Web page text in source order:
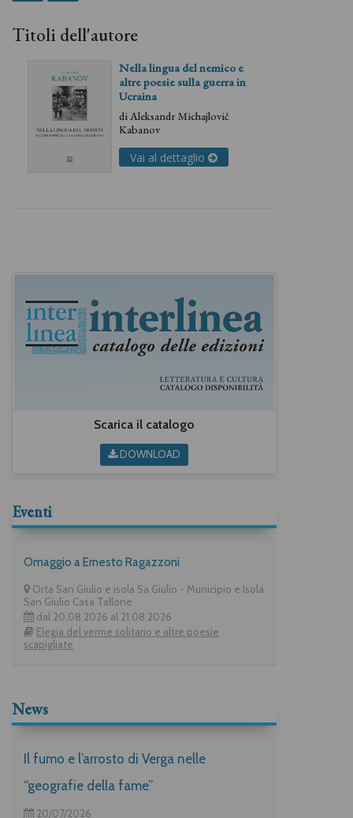
Titoli dell'autore
Nella lingua del nemico e
altre poesie sulla guerra in
Ucraina
diAleksandr Michajlovič
Kabanov
Vai al dettaglio
Scarica il catalogo
DOWNLOAD
Eventi
Omaggio a Ernesto Ragazzoni
Orta San Giulio e isola Sa Giulio - Municipio e Isola
San Giulio Casa Tallone
dal 20.08.2026 al 21.08.2026
Elegia del verme solitario e altre poesie
scapigliate
News
Il fumo e l’arrosto di Verga nelle
“geografie della fame”
20/07/2026